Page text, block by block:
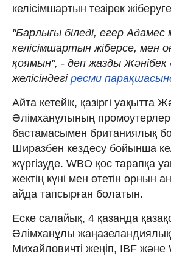
келісімшартын тезірек
"Барлығы біледі, егер Адамес
келісімшартын жіберсе, мен
қоямын", - деп жазды Жәнібек
желісіндегі ресми
Айта кетейік, қазіргі уақытта
Әлімханұлының
бастамасымен британиялық
Ширазбен кездесу бойынша
жүргізуде. WBO қос тарапқа
жектің күні мен өтетін орнын
айда тапсырған болатын.
Еске салайық, 4 қазанда
Әлімханұлы
Михайловичті жеңіп, IBF